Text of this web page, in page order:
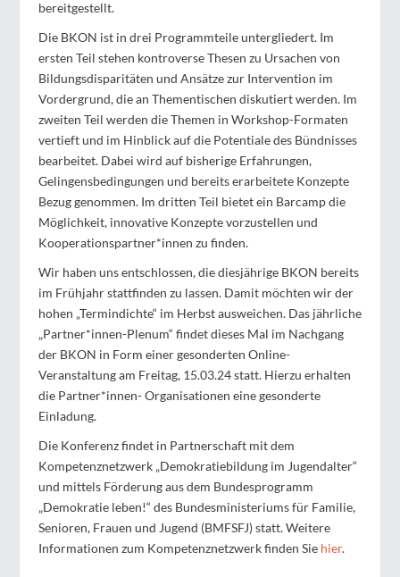
bereitgestellt.
Die BKON ist in drei Programmteile untergliedert. Im
ersten Teil stehen kontroverse Thesen zu Ursachen von
Bildungsdisparitäten und Ansätze zur Intervention im
Vordergrund, die an Thementischen diskutiert werden. Im
zweiten Teil werden die Themen in Workshop-Formaten
vertieft und im Hinblick auf die Potentiale des Bündnisses
bearbeitet. Dabei wird auf bisherige Erfahrungen,
Gelingensbedingungen und bereits erarbeitete Konzepte
Bezug genommen. Im dritten Teil bietet ein Barcamp die
Möglichkeit, innovative Konzepte vorzustellen und
Kooperationspartner*innen zu finden.
Wir haben uns entschlossen, die diesjährige BKON bereits
im Frühjahr stattfinden zu lassen. Damit möchten wir der
hohen „Termindichte“ im Herbst ausweichen. Das jährliche
„Partner*innen-Plenum“ findet dieses Mal im Nachgang
der BKON in Form einer gesonderten Online-
Veranstaltung am Freitag, 15.03.24 statt. Hierzu erhalten
die Partner*innen- Organisationen eine gesonderte
Einladung.
Die Konferenz findet in Partnerschaft mit dem
Kompetenznetzwerk „Demokratiebildung im Jugendalter“
und mittels Förderung aus dem Bundesprogramm
„Demokratie leben!“ des Bundesministeriums für Familie,
Senioren, Frauen und Jugend (BMFSFJ) statt. Weitere
Informationen zum Kompetenznetzwerk finden Sie hier.